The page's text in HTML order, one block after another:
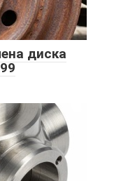
диска